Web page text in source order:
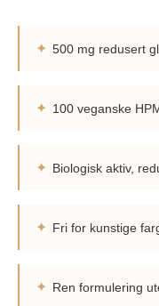
✦ 500 mg redusert
✦ 100 veganske
✦ Biologisk aktiv,
✦ Fri for kunstige
✦ Ren formulering